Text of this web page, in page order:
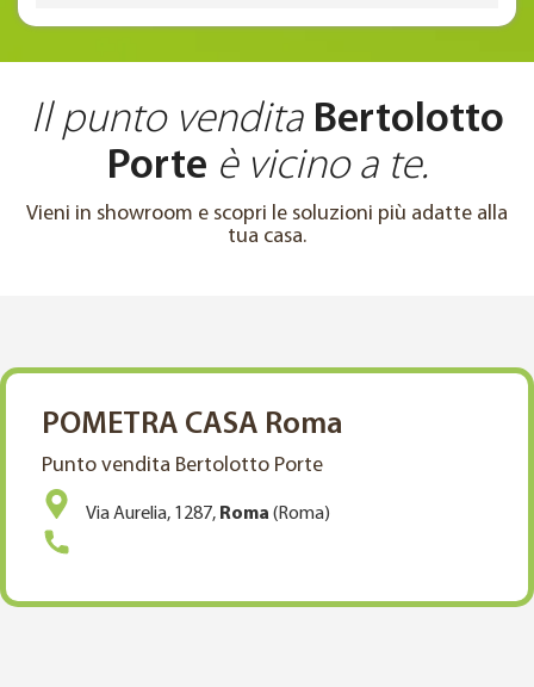
Il punto vendita Bertolotto
Porte è vicino a te.
Vieni in showroom e scopri le soluzioni più adatte alla
tua casa.
POMETRA CASA Roma
Punto vendita Bertolotto Porte
Via Aurelia, 1287, Roma (Roma)